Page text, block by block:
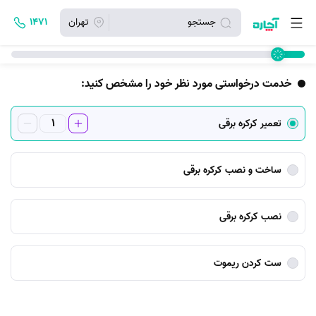
جستجو تهران ۱۴۷۱
خدمت درخواستی مورد نظر خود را مشخص کنید:
تعمیر کرکره برقی
ساخت و نصب کرکره برقی
نصب کرکره برقی
ست کردن ریموت